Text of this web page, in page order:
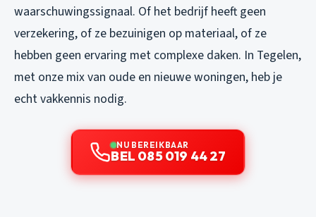
waarschuwingssignaal. Of het bedrijf heeft geen
verzekering, of ze bezuinigen op materiaal, of ze
hebben geen ervaring met complexe daken. In Tegelen,
met onze mix van oude en nieuwe woningen, heb je
echt vakkennis nodig.
NU BEREIKBAAR
BEL 085 019 44 27